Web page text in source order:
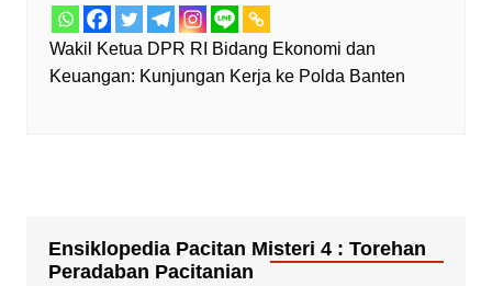
Wakil Ketua DPR RI Bidang Ekonomi dan
Keuangan: Kunjungan Kerja ke Polda Banten
Ensiklopedia Pacitan Misteri 4 : Torehan
Peradaban Pacitanian